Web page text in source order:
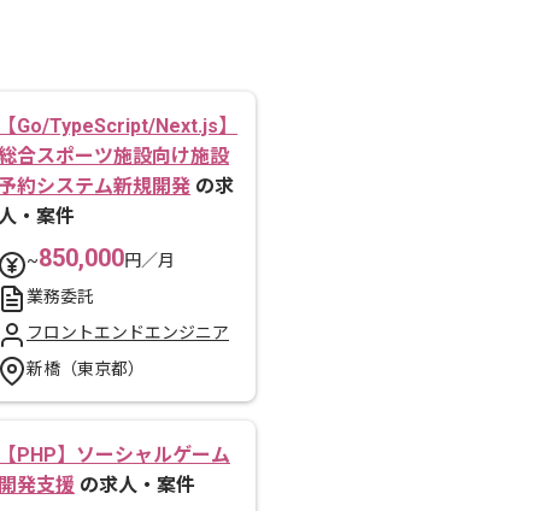
Go/TypeScript/Next.js】
合スポーツ施設向け施設
約システム新規開発 の求
・案件
~850,000円／月
業務委託
フロントエンドエンジニア
新橋（東京都）
PHP】ソーシャルゲーム
発支援 の求人・案件